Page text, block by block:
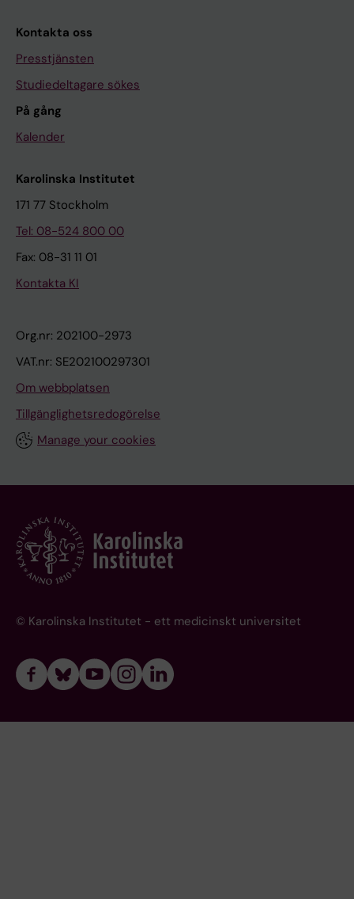
Kontakta oss
Presstjänsten
Studiedeltagare sökes
På gång
Kalender
Karolinska Institutet
171 77 Stockholm
Tel: 08-524 800 00
Fax: 08-31 11 01
Kontakta KI
Org.nr: 202100-2973
VAT.nr: SE202100297301
Om webbplatsen
Tillgänglighetsredogörelse
Manage your cookies
© Karolinska Institutet - ett medicinskt universitet